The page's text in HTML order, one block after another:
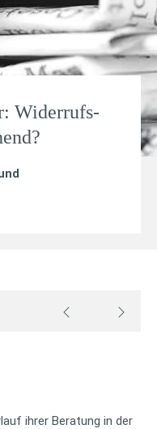
Widerrufs-
ihrer Beratung in der